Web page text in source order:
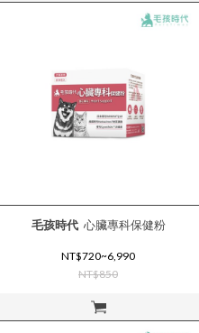
立即購買
毛孩時代 心臟專科保健粉
NT$720~6,990
NT$850